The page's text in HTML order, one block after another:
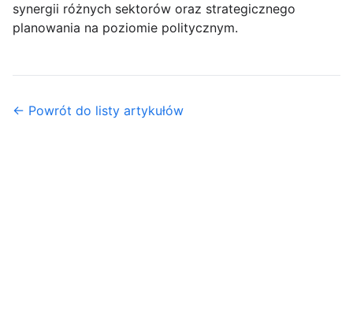
synergii różnych sektorów oraz strategicznego
planowania na poziomie politycznym.
← Powrót do listy artykułów